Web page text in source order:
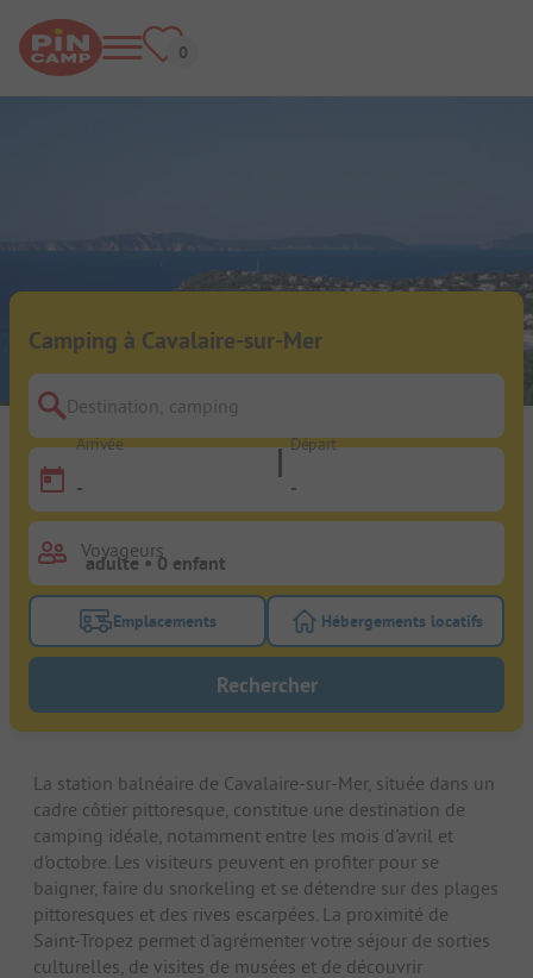
Camping à Cavalaire-sur-Mer
Destination, camping
Arrivée
-
Départ
-
Voyageurs
Activez le bouton de filtre emplacements pour
Emplacements Activez le bouton
Hébergements locatifs
Rechercher
La station balnéaire de Cavalaire-sur-Mer, située dans un
cadre côtier pittoresque, constitue une destination de
camping idéale, notamment entre les mois d'avril et
d'octobre. Les visiteurs peuvent en profiter pour se
baigner, faire du snorkeling et se détendre sur des plages
pittoresques et des rives escarpées. La proximité de
Saint-Tropez permet d'agrémenter votre séjour de sorties
culturelles, de visites de musées et de découvrir